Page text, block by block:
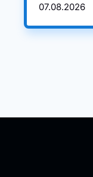
07.08.2026